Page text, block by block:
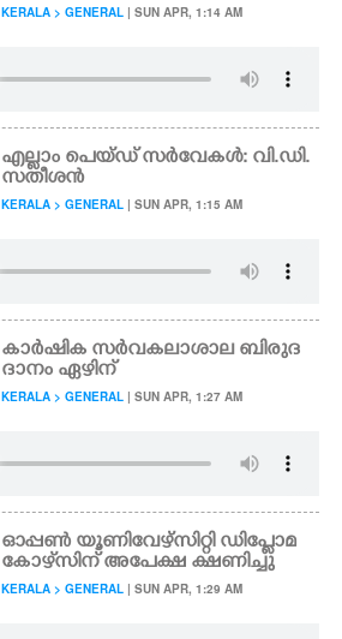
KERALA > GENERAL | SUN APR, 1:14 AM
എല്ലാം പെയ്ഡ് സർവേകൾ: വി.ഡി.
സതീശൻ
KERALA > GENERAL | SUN APR, 1:15 AM
കാർഷിക സർവകലാശാല ബിരുദ
ദാനം ഏഴിന്
KERALA > GENERAL | SUN APR, 1:27 AM
ഓപ്പൺ യൂണിവേഴ്സിറ്റി ഡിപ്ലോമ
കോഴ്‌സിന് അപേക്ഷ ക്ഷണിച്ചു
KERALA > GENERAL | SUN APR, 1:29 AM